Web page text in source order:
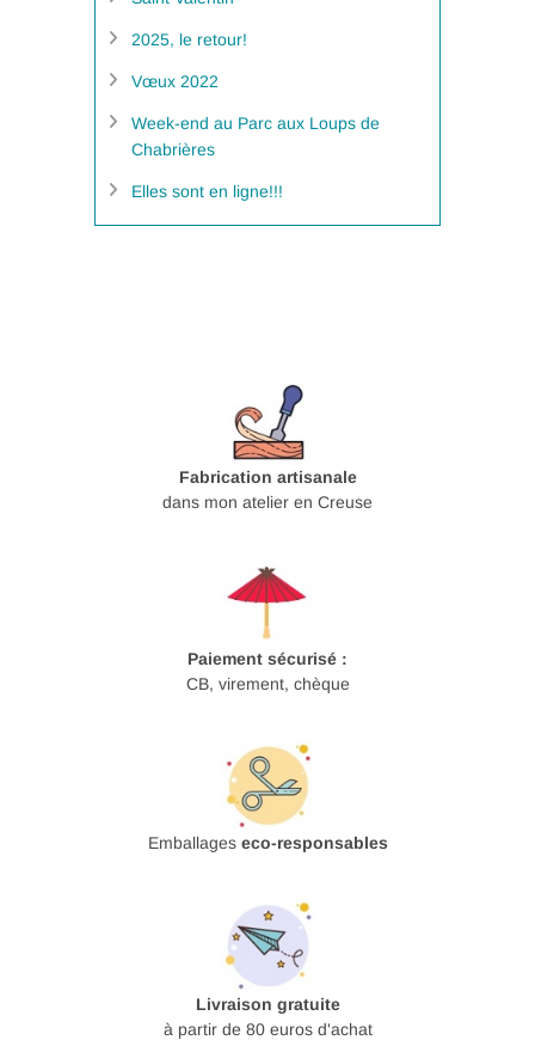
2025, le retour!
Vœux 2022
Week-end au Parc aux Loups de
Chabrières
Elles sont en ligne!!!
Fabrication artisanale
dans mon atelier en Creuse
Paiement sécurisé :
CB, virement, chèque
Emballages eco-responsables
Livraison gratuite
à partir de 80 euros d'achat